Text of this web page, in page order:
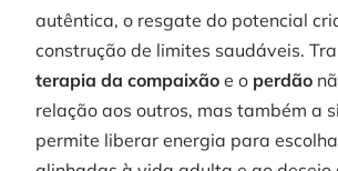
autêntica, o resgate do potencial
construção de limites saudáveis.
terapia da compaixão e o perdão
relação aos outros, mas também a
permite liberar energia para